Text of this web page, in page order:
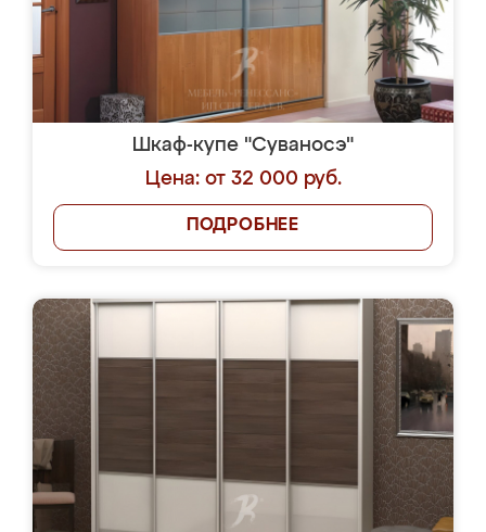
Шкаф-купе "Суваносэ"
Цена: от 32 000 руб.
ПОДРОБНЕЕ